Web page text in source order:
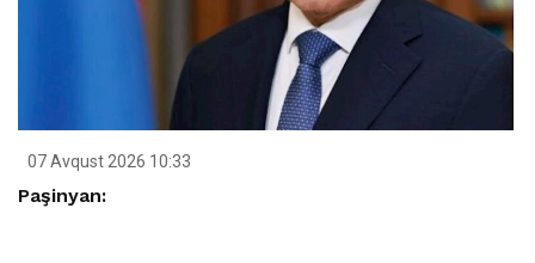
07 Avqust 2026 10:33
Paşinyan: